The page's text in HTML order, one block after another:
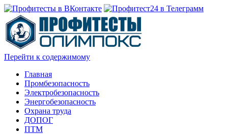
Перейти к содержимому
Главная
Промбезопасность
Электробезопасность
Энергобезопасность
Охрана труда
ДОПОГ
ПТМ